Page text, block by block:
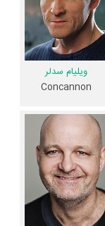
the director
many years ago
affecting his
and feels
daughter Alexa
and asks about
movie might
woods, and
Serina and their
interviews
the rednecks,
ویلیام سدلر
Concannon